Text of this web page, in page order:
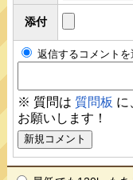
添付
返信するコメントを
※ 質問は 質問板 に
お願いします！